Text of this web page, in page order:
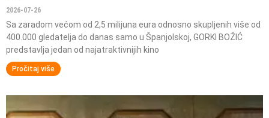
2026-07-26
Sa zaradom većom od 2,5 milijuna eura odnosno skupljenih više od
400.000 gledatelja do danas samo u Španjolskoj, GORKI BOŽIĆ
predstavlja jedan od najatraktivnijih kino
Pročitaj više